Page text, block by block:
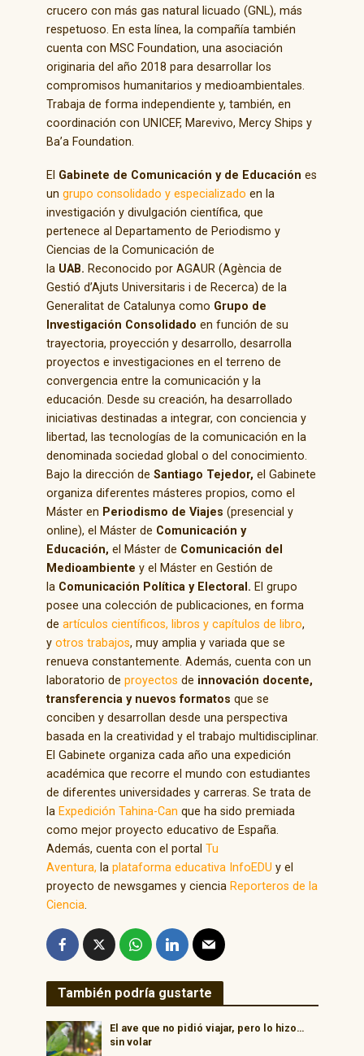
crucero con más gas natural licuado (GNL), más
respetuoso. En esta línea, la compañía también
cuenta con MSC Foundation, una asociación
originaria del año 2018 para desarrollar los
compromisos humanitarios y medioambientales.
Trabaja de forma independiente y, también, en
coordinación con UNICEF, Marevivo, Mercy Ships y
Ba’a Foundation.
El Gabinete de Comunicación y de Educación es
un grupo consolidado y especializado en la
investigación y divulgación científica, que
pertenece al Departamento de Periodismo y
Ciencias de la Comunicación de
la UAB. Reconocido por AGAUR (Agència de
Gestió d’Ajuts Universitaris i de Recerca) de la
Generalitat de Catalunya como Grupo de
Investigación Consolidado en función de su
trayectoria, proyección y desarrollo, desarrolla
proyectos e investigaciones en el terreno de
convergencia entre la comunicación y la
educación. Desde su creación, ha desarrollado
iniciativas destinadas a integrar, con conciencia y
libertad, las tecnologías de la comunicación en la
denominada sociedad global o del conocimiento.
Bajo la dirección de Santiago Tejedor, el Gabinete
organiza diferentes másteres propios, como el
Máster en Periodismo de Viajes (presencial y
online), el Máster de Comunicación y
Educación, el Máster de Comunicación del
Medioambiente y el Máster en Gestión de
la Comunicación Política y Electoral. El grupo
posee una colección de publicaciones, en forma
de artículos científicos, libros y capítulos de libro,
y otros trabajos, muy amplia y variada que se
renueva constantemente. Además, cuenta con un
laboratorio de proyectos de innovación docente,
transferencia y nuevos formatos que se
conciben y desarrollan desde una perspectiva
basada en la creatividad y el trabajo multidisciplinar.
El Gabinete organiza cada año una expedición
académica que recorre el mundo con estudiantes
de diferentes universidades y carreras. Se trata de
la Expedición Tahina-Can que ha sido premiada
como mejor proyecto educativo de España.
Además, cuenta con el portal Tu
Aventura, la plataforma educativa InfoEDU y el
proyecto de newsgames y ciencia Reporteros de la
Ciencia
También podría gustarte
El ave que no pidió viajar, pero lo hizo…
sin volar